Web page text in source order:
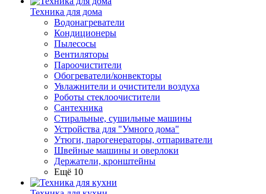
Техника для дома
Водонагреватели
Кондиционеры
Пылесосы
Вентиляторы
Пароочистители
Обогреватели/конвекторы
Увлажнители и очистители воздуха
Роботы стеклоочистители
Сантехника
Стиральные, сушильные машины
Устройства для "Умного дома"
Утюги, парогенераторы, отпариватели
Швейные машины и оверлоки
Держатели, кронштейны
Ещё 10